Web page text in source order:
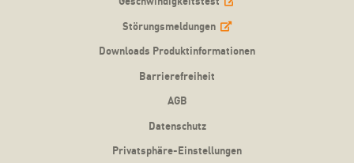
Störungsmeldungen
Downloads Produktinformationen
Barrierefreiheit
AGB
Datenschutz
Privatsphäre-Einstellungen